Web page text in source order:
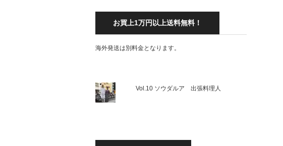
お買上1万円以上送料無料！
海外発送は別料金となります。
Vol.10 ソウダルア 出張料理人